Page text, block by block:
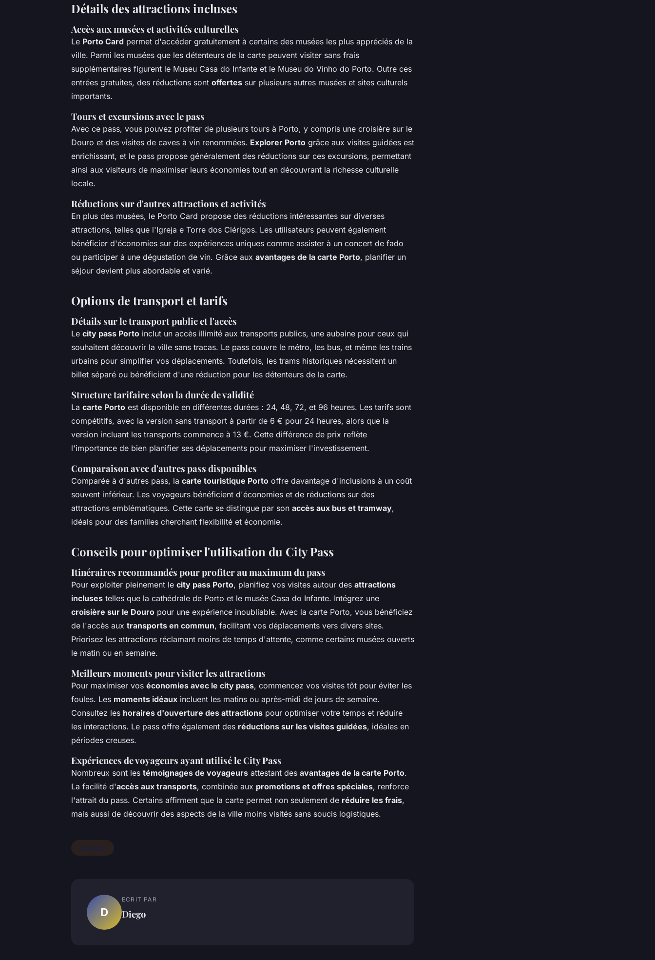
Détails des attractions incluses
Accès aux musées et activités culturelles
Le Porto Card permet d'accéder gratuitement à certains des musées les plus appréciés de la
ville. Parmi les musées que les détenteurs de la carte peuvent visiter sans frais
supplémentaires figurent le Museu Casa do Infante et le Museu do Vinho do Porto. Outre ces
entrées gratuites, des réductions sont offertes sur plusieurs autres musées et sites culturels
importants.
Tours et excursions avec le pass
Avec ce pass, vous pouvez profiter de plusieurs tours à Porto, y compris une croisière sur le
Douro et des visites de caves à vin renommées. Explorer Porto grâce aux visites guidées est
enrichissant, et le pass propose généralement des réductions sur ces excursions, permettant
ainsi aux visiteurs de maximiser leurs économies tout en découvrant la richesse culturelle
locale.
Réductions sur d'autres attractions et activités
En plus des musées, le Porto Card propose des réductions intéressantes sur diverses
attractions, telles que l'Igreja e Torre dos Clérigos. Les utilisateurs peuvent également
bénéficier d'économies sur des expériences uniques comme assister à un concert de fado
ou participer à une dégustation de vin. Grâce aux avantages de la carte Porto, planifier un
séjour devient plus abordable et varié.
Options de transport et tarifs
Détails sur le transport public et l'accès
Le city pass Porto inclut un accès illimité aux transports publics, une aubaine pour ceux qui
souhaitent découvrir la ville sans tracas. Le pass couvre le métro, les bus, et même les trains
urbains pour simplifier vos déplacements. Toutefois, les trams historiques nécessitent un
billet séparé ou bénéficient d'une réduction pour les détenteurs de la carte.
Structure tarifaire selon la durée de validité
La carte Porto est disponible en différentes durées : 24, 48, 72, et 96 heures. Les tarifs sont
compétitifs, avec la version sans transport à partir de 6 € pour 24 heures, alors que la
version incluant les transports commence à 13 €. Cette différence de prix reflète
l'importance de bien planifier ses déplacements pour maximiser l'investissement.
Comparaison avec d'autres pass disponibles
Comparée à d'autres pass, la carte touristique Porto offre davantage d'inclusions à un coût
souvent inférieur. Les voyageurs bénéficient d'économies et de réductions sur des
attractions emblématiques. Cette carte se distingue par son accès aux bus et tramway,
idéals pour des familles cherchant flexibilité et économie.
Conseils pour optimiser l'utilisation du City Pass
Itinéraires recommandés pour profiter au maximum du pass
Pour exploiter pleinement le city pass Porto, planifiez vos visites autour des attractions
incluses telles que la cathédrale de Porto et le musée Casa do Infante. Intégrez une
croisière sur le Douro pour une expérience inoubliable. Avec la carte Porto, vous bénéficiez
de l'accès aux transports en commun, facilitant vos déplacements vers divers sites.
Priorisez les attractions réclamant moins de temps d'attente, comme certains musées ouverts
le matin ou en semaine.
Meilleurs moments pour visiter les attractions
Pour maximiser vos économies avec le city pass, commencez vos visites tôt pour éviter les
foules. Les moments idéaux incluent les matins ou après-midi de jours de semaine.
Consultez les horaires d'ouverture des attractions pour optimiser votre temps et réduire
les interactions. Le pass offre également des réductions sur les visites guidées, idéales en
périodes creuses.
Expériences de voyageurs ayant utilisé le City Pass
Nombreux sont les témoignages de voyageurs attestant des avantages de la carte Porto.
La facilité d'accès aux transports, combinée aux promotions et offres spéciales, renforce
l'attrait du pass. Certains affirment que la carte permet non seulement de réduire les frais,
mais aussi de découvrir des aspects de la ville moins visités sans soucis logistiques.
Tourisme
D
ECRIT PAR
Diego